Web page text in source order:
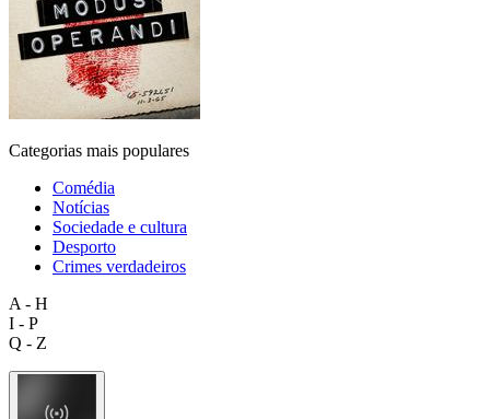
Categorias mais populares
Comédia
Notícias
Sociedade e cultura
Desporto
Crimes verdadeiros
A - H
I - P
Q - Z